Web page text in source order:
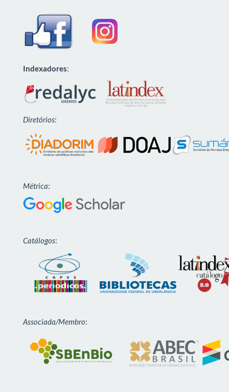
Indexadores:
Diretórios:
Métrica:
Catálogos:
Associada/Membro: